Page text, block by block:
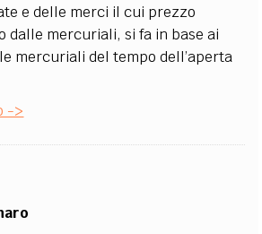
e delle merci il cui prezzo
dalle mercuriali, si fa in base ai
mercuriali del tempo dell’aperta
->